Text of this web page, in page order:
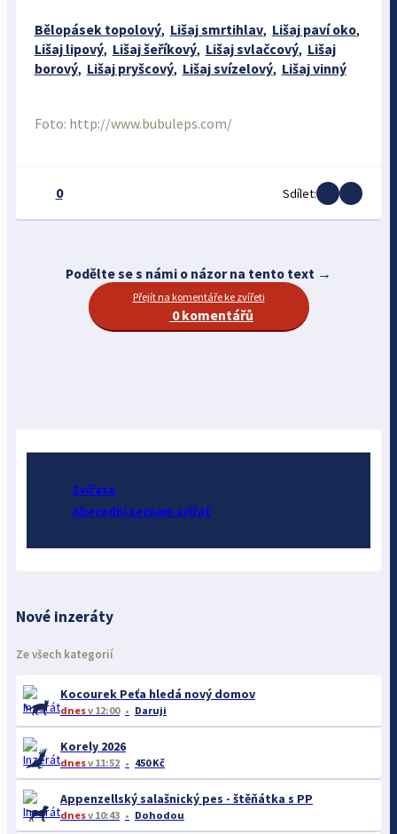
Bělopásek topolový, Lišaj smrtihlav, Lišaj paví oko,
Lišaj lipový, Lišaj šeříkový, Lišaj svlačcový, Lišaj
borový, Lišaj pryšcový, Lišaj svízelový, Lišaj vinný
Foto: http://www.bubuleps.com/
0 Sdílet:
Podělte se s námi o názor na tento text →
Přejít na komentáře ke zvířeti
0 komentářů
Zvířata
Abecední seznam zvířat
Nové inzeráty
Ze všech kategorií
Kocourek Peťa hledá nový domov
dnesv 12:00 Daruji
Korely 2026
dnesv 11:52 450 Kč
Appenzellský salašnický pes - štěňátka s PP
dnesv 10:43 Dohodou